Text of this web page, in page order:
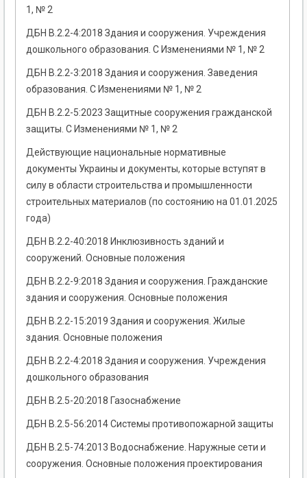
1, № 2
ДБН В.2.2-4:2018 Здания и сооружения. Учреждения
дошкольного образования. С Изменениями № 1, № 2
ДБН В.2.2-3:2018 Здания и сооружения. Заведения
образования. С Изменениями № 1, № 2
ДБН В.2.2-5:2023 Защитные сооружения гражданской
защиты. С Изменениями № 1, № 2
Действующие национальные нормативные
документы Украины и документы, которые вступят в
силу в области строительства и промышленности
строительных материалов (по состоянию на 01.01.2025
года)
ДБН В.2.2-40:2018 Инклюзивность зданий и
сооружений. Основные положения
ДБН В.2.2-9:2018 Здания и сооружения. Гражданские
здания и сооружения. Основные положения
ДБН В.2.2-15:2019 Здания и сооружения. Жилые
здания. Основные положения
ДБН В.2.2-4:2018 Здания и сооружения. Учреждения
дошкольного образования
ДБН В.2.5-20:2018 Газоснабжение
ДБН В.2.5-56:2014 Системы противопожарной защиты
ДБН В.2.5-74:2013 Водоснабжение. Наружные сети и
сооружения. Основные положения проектирования